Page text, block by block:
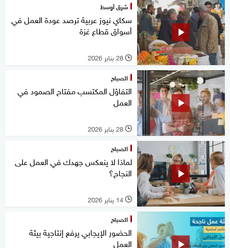
شرق أوسط
سكاي نيوز عربية ترصد عودة العمل في
أسواق قطاع غزة
l 28 يناير 2026
الصباح
التفاؤل المكتسب مفتاح الصمود في
العمل
l 28 يناير 2026
الصباح
لماذا لا ينعكس جهدك في العمل على
النجاح؟
l 14 يناير 2026
الصباح
الحضور الإيجابي يرفع إنتاجية بيئة
العمل